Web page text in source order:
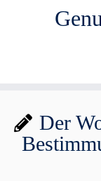
Inhalt
springen
Der